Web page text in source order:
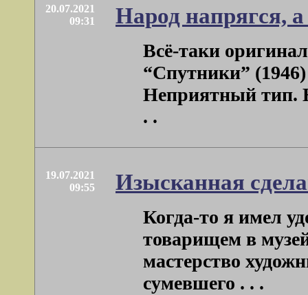
20.07.2021
09:31
Народ напрягся,
Всё-таки
“Спутники”
Неприятный тип.
. .
19.07.2021
09:55
Изысканная
Когда-то я имел
товарищем в
мастерство
сумевшего . . .